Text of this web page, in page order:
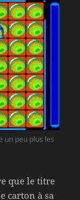
un peu plus les
que le titre
carton à sa